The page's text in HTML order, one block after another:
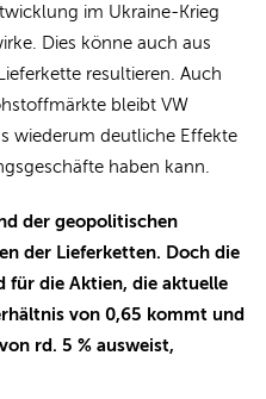
im Ukraine-Krieg
Dies könne auch aus
resultieren. Auch
bleibt VW
wiederum deutliche Effekte
haben kann.
der geopolitischen
der Lieferketten. Doch die
für die Aktien, die aktuelle
von 0,65 kommt und
rd. 5 % ausweist,